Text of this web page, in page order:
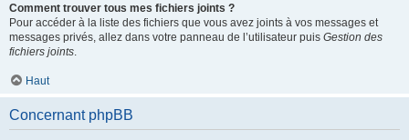
Comment trouver tous mes fichiers joints ?
Pour accéder à la liste des fichiers que vous avez joints à vos messages et
messages privés, allez dans votre panneau de l’utilisateur puis Gestion des
fichiers joints.
Haut
Concernant phpBB